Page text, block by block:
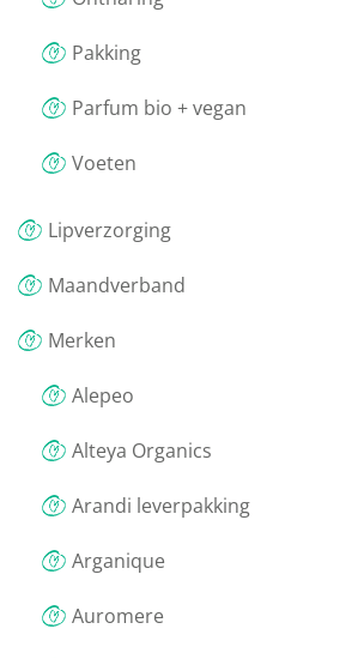
Pakking
Parfum bio + vegan
Voeten
Lipverzorging
Maandverband
Merken
Alepeo
Alteya Organics
Arandi leverpakking
Arganique
Auromere